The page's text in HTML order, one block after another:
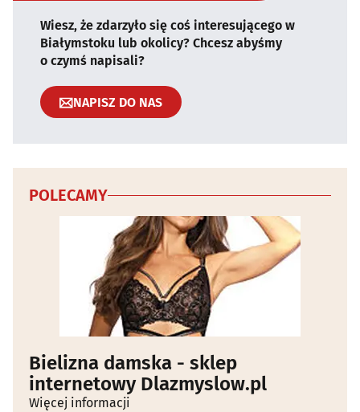
Wiesz, że zdarzyło się coś interesującego w
Białymstoku lub okolicy? Chcesz abyśmy
o czymś napisali?
NAPISZ DO NAS
POLECAMY
Bielizna damska - sklep
internetowy Dlazmyslow.pl
Więcej informacji